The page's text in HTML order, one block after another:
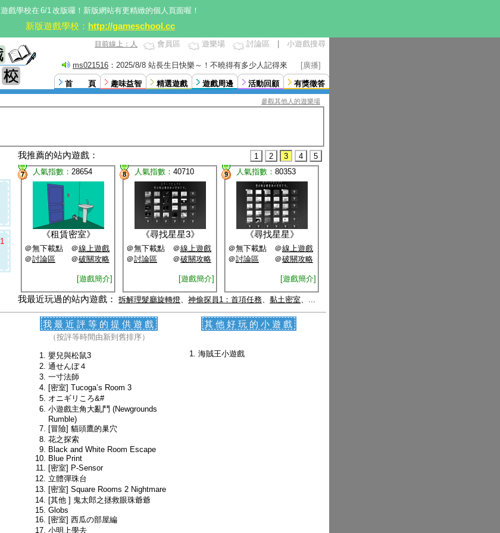
遊戲學校在 6/1改版囉！新版網站有更精緻的個人頁面喔！
新版遊戲學校： http://gameschool.cc
目前線上：人 會員區 遊樂場 討論區 小遊戲搜尋
ms021516 ：2025/8/8 站長生日快樂～！不曉得有多少人記得來
這。XD
[廣播]
首 頁 趣味益智 精選遊戲 遊戲周邊 活動回顧 有獎徵答
參觀其他人的遊樂場
1
我推薦的站內遊戲： 1 2 3 4 5
7 人氣指數： 28654
《租賃密室》
＠無下載點 ＠線上遊戲
＠討論區 ＠破關攻略
[遊戲簡介]
8 人氣指數： 40710
《尋找星星3》
＠無下載點 ＠線上遊戲
＠討論區 ＠破關攻略
[遊戲簡介]
9 人氣指數： 80353
《尋找星星》
＠無下載點 ＠線上遊戲
＠討論區 ＠破關攻略
[遊戲簡介]
我最近玩過的站內遊戲： 拆解理髮廳旋轉燈 神偷探員1：首項任務 黏土密室
我最近評等的提供遊戲
（按評等時間由新到舊排序）
嬰兒與松鼠3
通せんぼ４
一寸法師
[密室] Tucoga’s Room 3
オニギリころ&#
小遊戲主角大亂鬥 (Newgrounds
Rumble)
[冒險] 貓頭鷹的巢穴
花之探索
Black and White Room Escape
Blue Print
[密室] P-Sensor
立體彈珠台
[密室] Square Rooms 2 Nightmare
[其他 ] 鬼太郎之拯救眼珠爺爺
Globs
[密室] 西瓜の部屋編
小明上學去
其他好玩的小遊戲
海賊王小遊戲